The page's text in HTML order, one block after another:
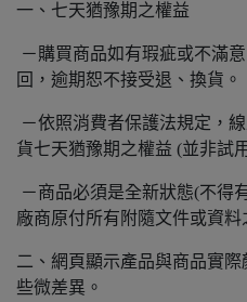
一、七天猶豫期之權益
－購買商品如有瑕疵或不滿
回，逾期恕不接受退、換貨。
－依照消費者保護法規定，
貨七天猶豫期之權益 (並非試
－商品必須是全新狀態(不得
廠商原付所有附隨文件或資料
二、網頁顯示產品與商品實
些微差異。